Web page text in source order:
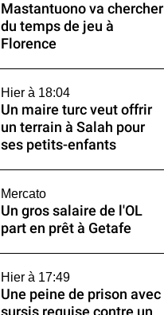
Mastantuono va chercher
du temps de jeu à
Florence
Hier à 18:04
Un maire turc veut offrir
un terrain à Salah pour
ses petits-enfants
Mercato
Un gros salaire de l'OL
part en prêt à Getafe
Hier à 17:49
Une peine de prison avec
sursis requise contre un